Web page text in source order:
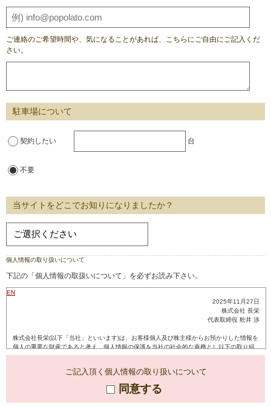
ご連絡のご希望時間や、気になることがあれば、こちらにご自由にご記入くだ
さい。
駐車場について
契約したい 台
不要
当サイトをどこでお知りになりましたか？
個人情報の取り扱いについて
下記の「個人情報の取扱いについて」を必ずお読み下さい。
ご記入頂く個人情報の取り扱いについて
同意する